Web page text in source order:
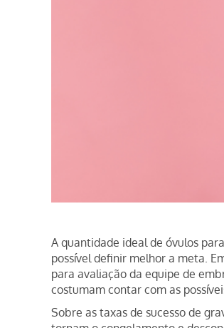
A quantidade ideal de óvulos
possível definir melhor a meta.
para avaliação da equipe de
costumam contar com as
Sobre as taxas de sucesso de